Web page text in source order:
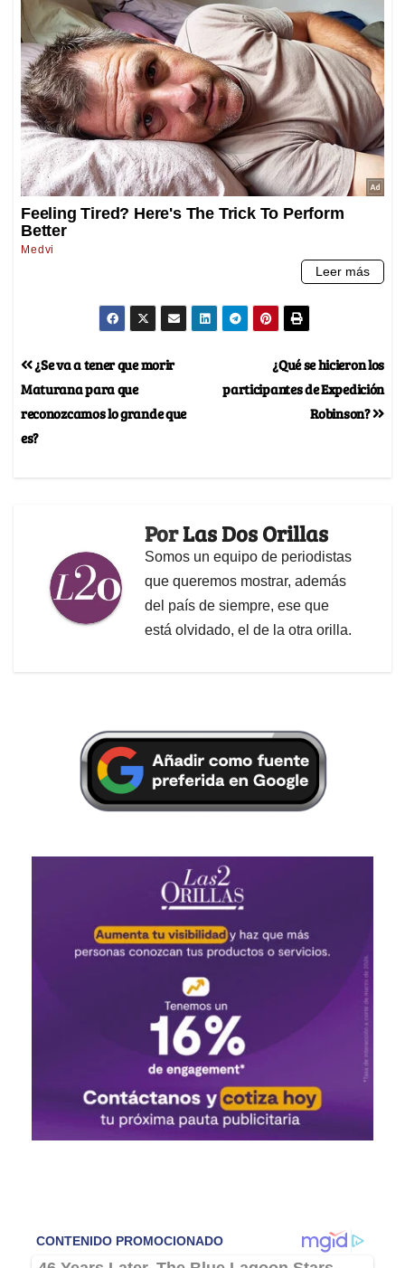
¿Qué se hicieron los
participantes de Expedición
Robinson?
¿Se va a tener que morir
Maturana para que
reconozcamos lo grande que
es?
PorLas Dos Orillas
Somos un equipo de periodistas
que queremos mostrar, además
del país de siempre, ese que
está olvidado, el de la otra orilla.